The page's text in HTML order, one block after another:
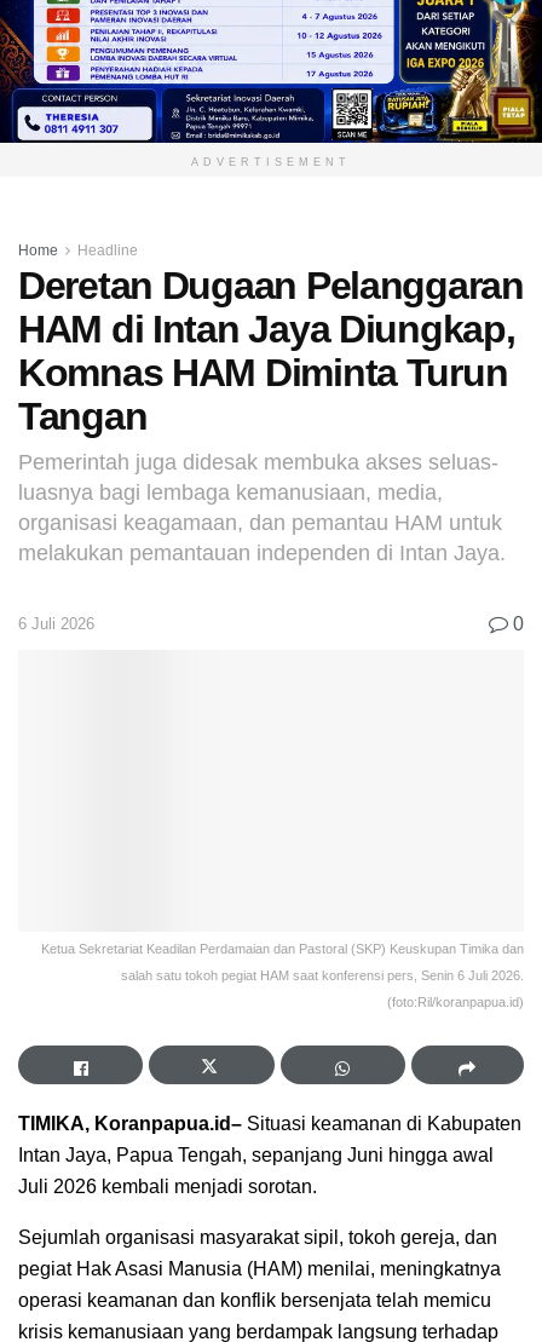
ADVERTISEMENT
Home Headline
Deretan Dugaan Pelanggaran
HAM di Intan Jaya Diungkap,
Komnas HAM Diminta Turun
Tangan
Pemerintah juga didesak membuka akses seluas-
luasnya bagi lembaga kemanusiaan, media,
organisasi keagamaan, dan pemantau HAM untuk
melakukan pemantauan independen di Intan Jaya.
6 Juli 2026 0
Ketua Sekretariat Keadilan Perdamaian dan Pastoral (SKP) Keuskupan Timika dan
salah satu tokoh pegiat HAM saat konferensi pers, Senin 6 Juli 2026.
(foto:Ril/koranpapua.id)
TIMIKA, Koranpapua.id– Situasi keamanan di Kabupaten
Intan Jaya, Papua Tengah, sepanjang Juni hingga awal
Juli 2026 kembali menjadi sorotan.
Sejumlah organisasi masyarakat sipil, tokoh gereja, dan
pegiat Hak Asasi Manusia (HAM) menilai, meningkatnya
operasi keamanan dan konflik bersenjata telah memicu
krisis kemanusiaan yang berdampak langsung terhadap